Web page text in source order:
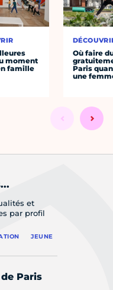
moment
famille
Où faire
Paris
une
et
par profil
JEUNE
Paris